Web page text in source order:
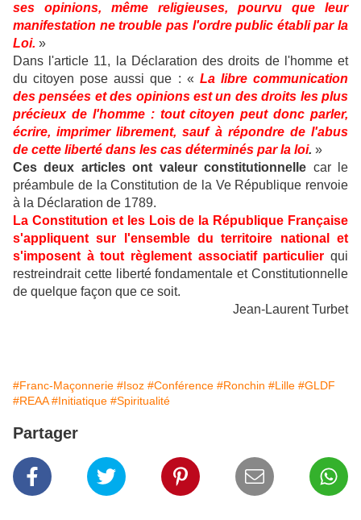
ses opinions, même religieuses, pourvu que leur
manifestation ne trouble pas l'ordre public établi par la
Loi. »
Dans l'article 11, la Déclaration des droits de l'homme et
du citoyen pose aussi que : « La libre communication
des pensées et des opinions est un des droits les plus
précieux de l'homme : tout citoyen peut donc parler,
écrire, imprimer librement, sauf à répondre de l'abus
de cette liberté dans les cas déterminés par la loi. »
Ces deux articles ont valeur constitutionnelle car le
préambule de la Constitution de la Ve République renvoie
à la Déclaration de 1789.
La Constitution et les Lois de la République Française
s'appliquent sur l'ensemble du territoire national et
s'imposent à tout règlement associatif particulier qui
restreindrait cette liberté fondamentale et Constitutionnelle
de quelque façon que ce soit.
Jean-Laurent Turbet
#Franc-Maçonnerie #Isoz #Conférence #Ronchin #Lille #GLDF
#REAA #Initiatique #Spiritualité
Partager